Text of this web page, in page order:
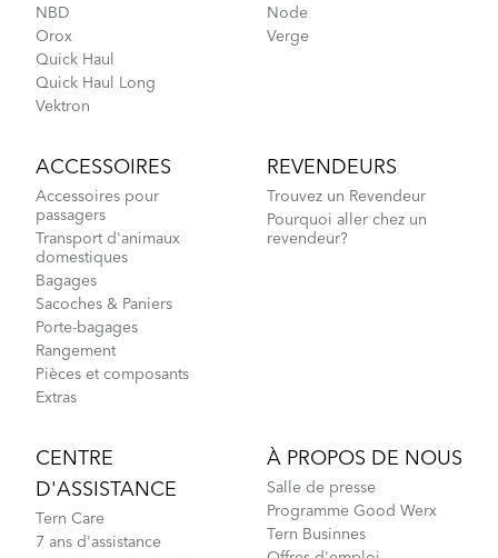
NBD
Orox
Quick Haul
Quick Haul Long
Vektron
Node
Verge
ACCESSOIRES
Accessoires pour
passagers
Transport d'animaux
domestiques
Bagages
Sacoches & Paniers
Porte-bagages
Rangement
Pièces et composants
Extras
REVENDEURS
Trouvez un Revendeur
Pourquoi aller chez un
revendeur?
CENTRE
D'ASSISTANCE
Tern Care
7 ans d'assistance
À PROPOS DE NOUS
Salle de presse
Programme Good Werx
Tern Businnes